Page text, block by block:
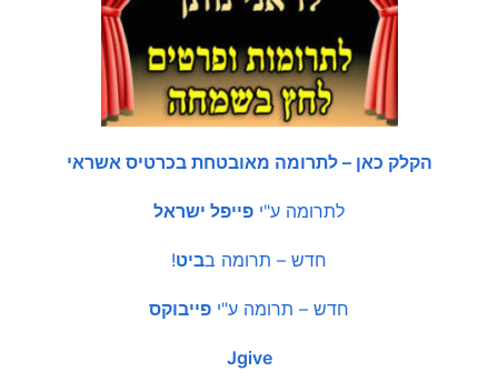
הקלק כאן – לתרומה מאובטחת בכרטיס אשראי
לתרומה ע"י פייפל ישראל
חדש – תרומה בביט!
חדש – תרומה ע"י פייבוקס
Jgive